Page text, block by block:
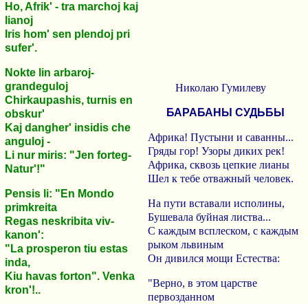
Ho, Afrik' - tra marchoj kaj
lianoj
Iris hom' sen plendoj pri
sufer'.
Nokte lin arbaroj-
grandeguloj
Chirkaupashis, turnis en
obskur'
Kaj dangher' insidis che
anguloj -
Li nur miris: "Jen forteg-
Natur'!"
Pensis li: "En Mondo
primkreita
Regas neskribita viv-
kanon':
"La prosperon tiu estas
inda,
Kiu havas forton". Venka
kron'!..
Николаю Гумилеву
БАРАБАНЫ СУДЬБЫ
Африка! Пустыни и саванны...
Гряды гор! Узоры диких рек!
Африка, сквозь цепкие лианы
Шел к тебе отважный человек.
На пути вставали исполины,
Бушевала буйная листва...
С каждым всплеском, с каждым
рыком львиным
Он дивился мощи Естества:
"Верно, в этом царстве
первозданном